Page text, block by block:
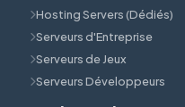
Hosting Servers (Dédiés)
Serveurs d'Entreprise
Serveurs de Jeux
Serveurs Développeurs